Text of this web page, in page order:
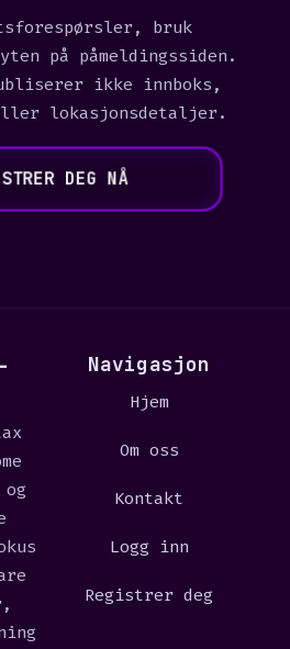
bruk
på påmeldingssiden.
ikke innboks,
lokasjonsdetaljer.
DEG NÅ
Navigasjon
Hjem
Om oss
Kontakt
Logg inn
Registrer deg